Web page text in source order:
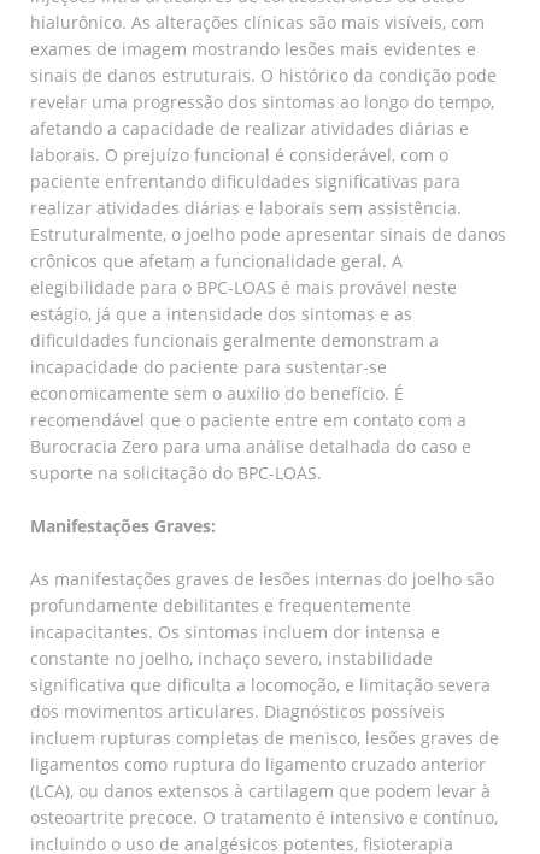
hialurônico. As alterações clínicas são mais visíveis, com
exames de imagem mostrando lesões mais evidentes e
sinais de danos estruturais. O histórico da condição pode
revelar uma progressão dos sintomas ao longo do tempo,
afetando a capacidade de realizar atividades diárias e
laborais. O prejuízo funcional é considerável, com o
paciente enfrentando dificuldades significativas para
realizar atividades diárias e laborais sem assistência.
Estruturalmente, o joelho pode apresentar sinais de danos
crônicos que afetam a funcionalidade geral. A
elegibilidade para o BPC-LOAS é mais provável neste
estágio, já que a intensidade dos sintomas e as
dificuldades funcionais geralmente demonstram a
incapacidade do paciente para sustentar-se
economicamente sem o auxílio do benefício. É
recomendável que o paciente entre em contato com a
Burocracia Zero para uma análise detalhada do caso e
suporte na solicitação do BPC-LOAS.
Manifestações Graves:
As manifestações graves de lesões internas do joelho são
profundamente debilitantes e frequentemente
incapacitantes. Os sintomas incluem dor intensa e
constante no joelho, inchaço severo, instabilidade
significativa que dificulta a locomoção, e limitação severa
dos movimentos articulares. Diagnósticos possíveis
incluem rupturas completas de menisco, lesões graves de
ligamentos como ruptura do ligamento cruzado anterior
(LCA), ou danos extensos à cartilagem que podem levar à
osteoartrite precoce. O tratamento é intensivo e contínuo,
incluindo o uso de analgésicos potentes, fisioterapia